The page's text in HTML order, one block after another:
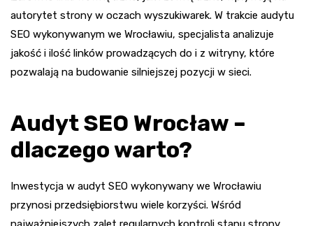
autorytet strony w oczach wyszukiwarek. W trakcie audytu
SEO wykonywanym we Wrocławiu, specjalista analizuje
jakość i ilość linków prowadzących do i z witryny, które
pozwalają na budowanie silniejszej pozycji w sieci.
Audyt SEO Wrocław –
dlaczego warto?
Inwestycja w audyt SEO wykonywany we Wrocławiu
przynosi przedsiębiorstwu wiele korzyści. Wśród